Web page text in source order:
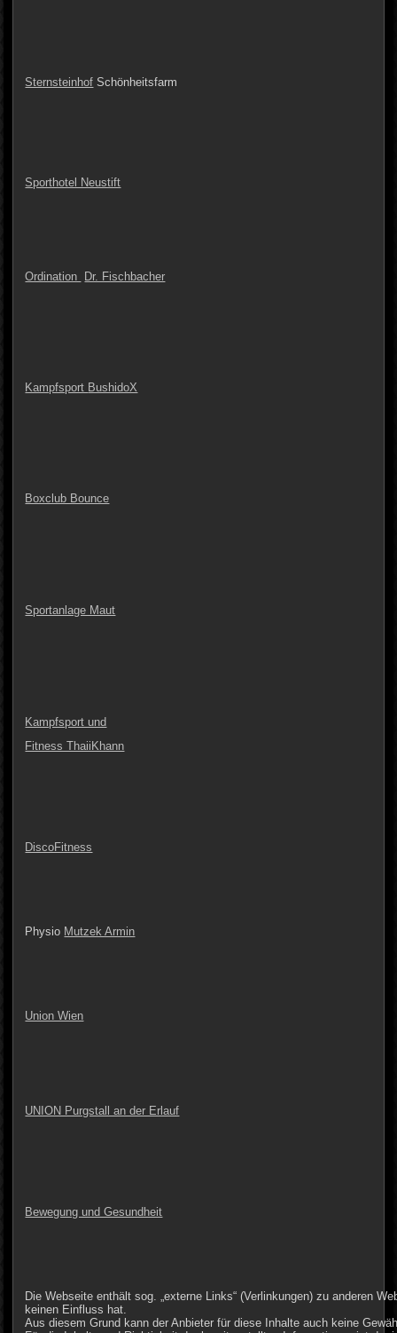
Sternsteinhof Schönheitsfarm
Sporthotel Neustift
Ordination Dr. Fischbacher
Kampfsport BushidoX
Boxclub Bounce
Sportanlage Maut
Kampfsport und
Fitness ThaiiKhann
DiscoFitness
Physio Mutzek Armin
Union Wien
UNION Purgstall an der Erlauf
Bewegung und Gesundheit
Die Webseite enthält sog. „externe Links“ (Verlinkungen) zu anderen
keinen Einfluss hat.
Aus diesem Grund kann der Anbieter für diese Inhalte auch keine